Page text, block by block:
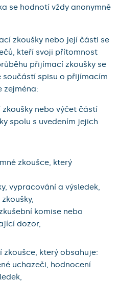
se hodnotí vždy anonymně
zkoušky nebo její části se
kteří svoji přítomnost
přijímací zkoušky se
spisu o přijímacím
zejména:
nebo výčet částí
spolu s uvedením jejich
zkoušce, který
vypracování a výsledek,
komise nebo
dozor,
zkoušce, který obsahuje:
uchazeči, hodnocení